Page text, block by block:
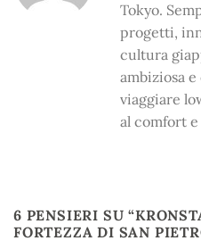
Tokyo.
progetti,
cultura
ambiziosa
viaggiare
al comfort
6 PENSIERI SU “
FORTEZZA DI SAN